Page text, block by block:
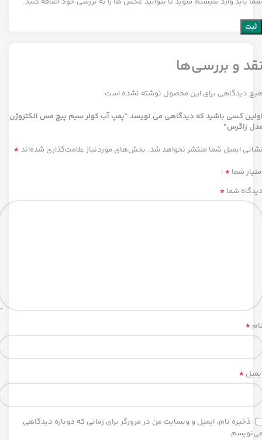
و بررسی‌ها
دیدگاهی برای این محصول نوشته نشده است.
کسی باشید که دیدگاهی می نویسد “پمپ آب کولر سیم پیچ مس الکتروژن
زاگرس”
ایمیل شما منتشر نخواهد شد. بخش‌های موردنیاز علامت‌گذاری شده‌اند *
شما *
شما *
*
*
ذخیره نام، ایمیل و وبسایت من در مرورگر برای زمانی که دوباره دیدگاهی